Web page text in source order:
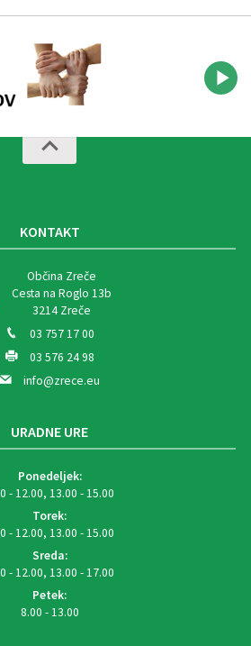
KONTAKT
Občina Zreče
Cesta na Roglo 13b
3214 Zreče
03 757 17 00
03 576 24 98
info@zrece.eu
URADNE URE
Ponedeljek:
- 12.00, 13.00 - 15.00
Torek:
- 12.00, 13.00 - 15.00
Sreda:
- 12.00, 13.00 - 17.00
Petek:
8.00 - 13.00